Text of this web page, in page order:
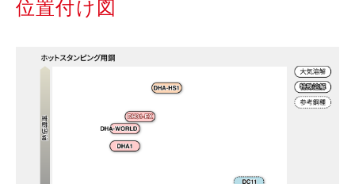
位置付け図